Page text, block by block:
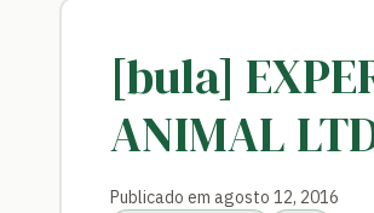
[bula]
ANIMAL
Publicado em agosto 12, 2016